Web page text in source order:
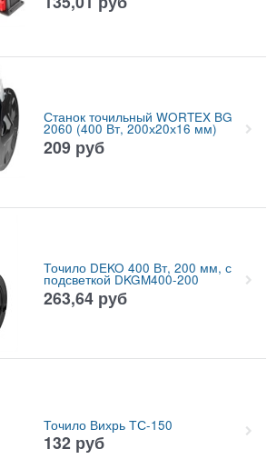
Станок точильный WORTEX BG
2060 (400 Вт, 200х20х16 мм)
209 руб
Точило DEKO 400 Вт, 200 мм, с
подсветкой DKGM400-200
263,64 руб
Точило Вихрь ТС-150
132 руб